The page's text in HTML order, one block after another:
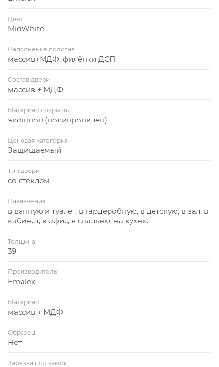
Цвет
MidWhite
Наполнение полотна
массив+МДФ, филёнки ДСП
Состав двери
массив + МДФ
Материал покрытия
экошпон (полипропилен)
Ценовая категория
Защищаемый
Тип двери
со стеклом
Назначение
в ванную и туалет, в гардеробную, в детскую, в зал, в
кабинет, в офис, в спальню, на кухню
Толщина
39
Производитель
Emalex
Материал
массив + МДФ
Образец
Нет
Зарезка под замок